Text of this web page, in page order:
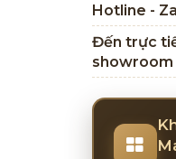
Hotline -
Đến trực
showroom